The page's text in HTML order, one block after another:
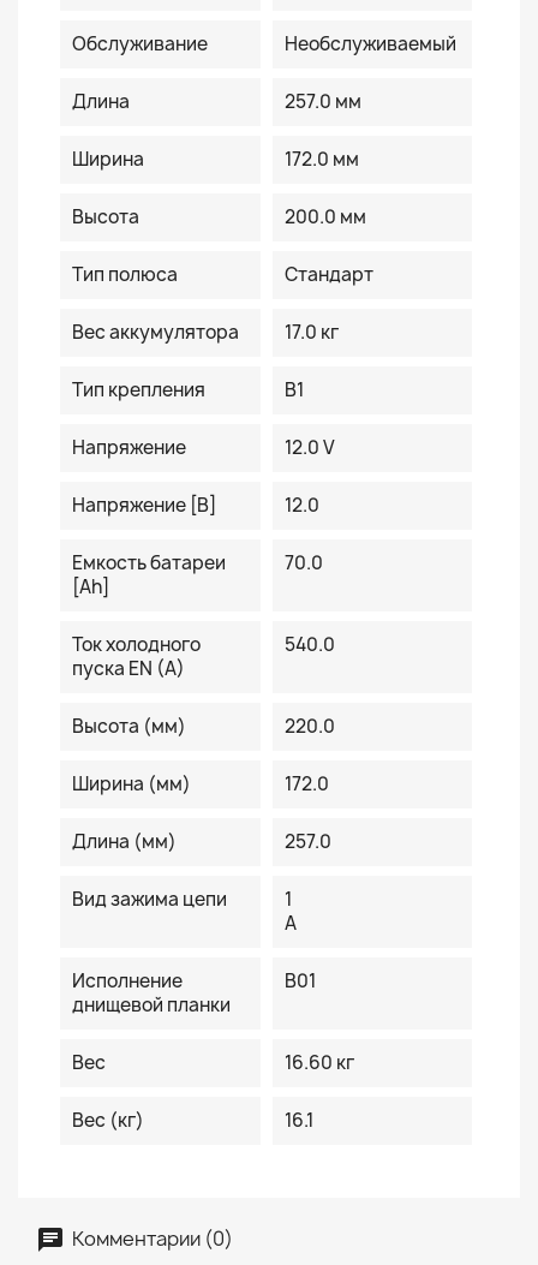
Обслуживание Необслуживаемый
Длина 257.0 мм
Ширина 172.0 мм
Высота 200.0 мм
Тип полюса Стандарт
Вес аккумулятора 17.0 кг
Тип крепления B1
Напряжение 12.0 V
Напряжение [В] 12.0
Емкость батареи
[Ah]
70.0
Ток холодного
пуска EN (A)
540.0
Высота (мм) 220.0
Ширина (мм) 172.0
Длина (мм) 257.0
Вид зажима цепи
1
A
Исполнение
днищевой планки
B01
Вес 16.60 кг
Вес (кг) 16.1
Комментарии (0)